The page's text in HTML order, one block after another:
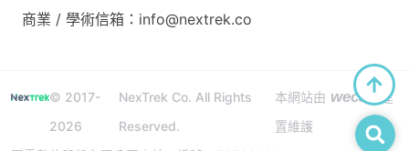
商業 / 學術信箱：info@nextrek.co
© 2017-
2026
NexTrek Co. All Rights
Reserved.
本網站由 wecan 建
置維護